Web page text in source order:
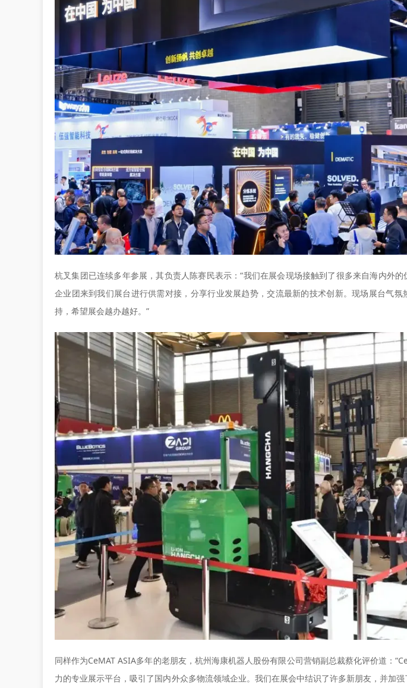
杭叉集团已连续多年参展，其负责人陈赛民表示：“我们在展会现场接触到了很多来自海内外
企业团来到我们展台进行供需对接，分享行业发展趋势，交流最新的技术创新。现场展台气
持，希望展会越办越好。”
同样作为CeMAT ASIA多年的老朋友，杭州海康机器人股份有限公司营销副总裁蔡化评价道：
力的专业展示平台，吸引了国内外众多物流领域企业。我们在展会中结识了许多新朋友，并加